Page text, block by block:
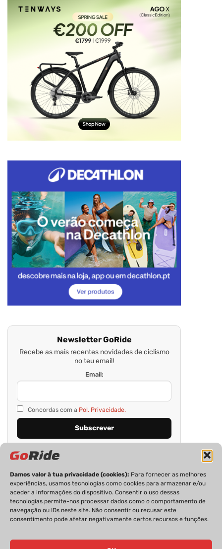
Damos valor à tua privacidade (cookies): Para fornecer as melhores
experiências, usamos tecnologias como cookies para armazenar e/ou
aceder a informações do dispositivo. Consentir o uso dessas
tecnologias permite-nos processar dados como o comportamento de
navegação ou IDs neste site. Não consentir ou recusar este
consentimento pode afetar negativamente certos recursos e funções.
Newsletter GoRide
Recebe as mais recentes novidades de ciclismo
no teu email!
Email:
Concordas com a Pol. Privacidade.
PRIVACIDADE FICHA TÉCNICA
ESTATUTO EDITORIAL